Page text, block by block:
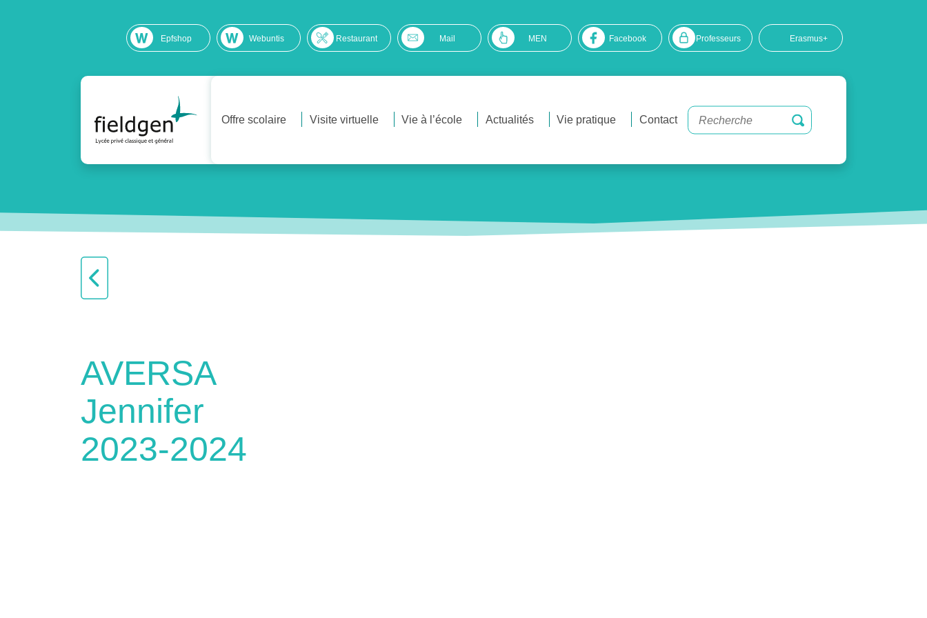
Epfshop Webuntis Restaurant Mail MEN Facebook Professeurs Erasmus+
Offre scolaire Visite virtuelle Vie à l’école Actualités Vie pratique Contact
AVERSA
Jennifer
2023-2024